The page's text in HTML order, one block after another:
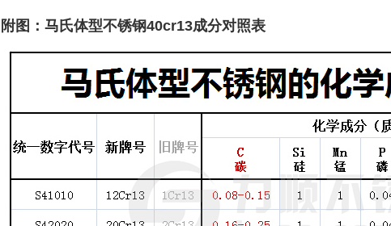
附图：马氏体型不锈钢40cr13成分对照表